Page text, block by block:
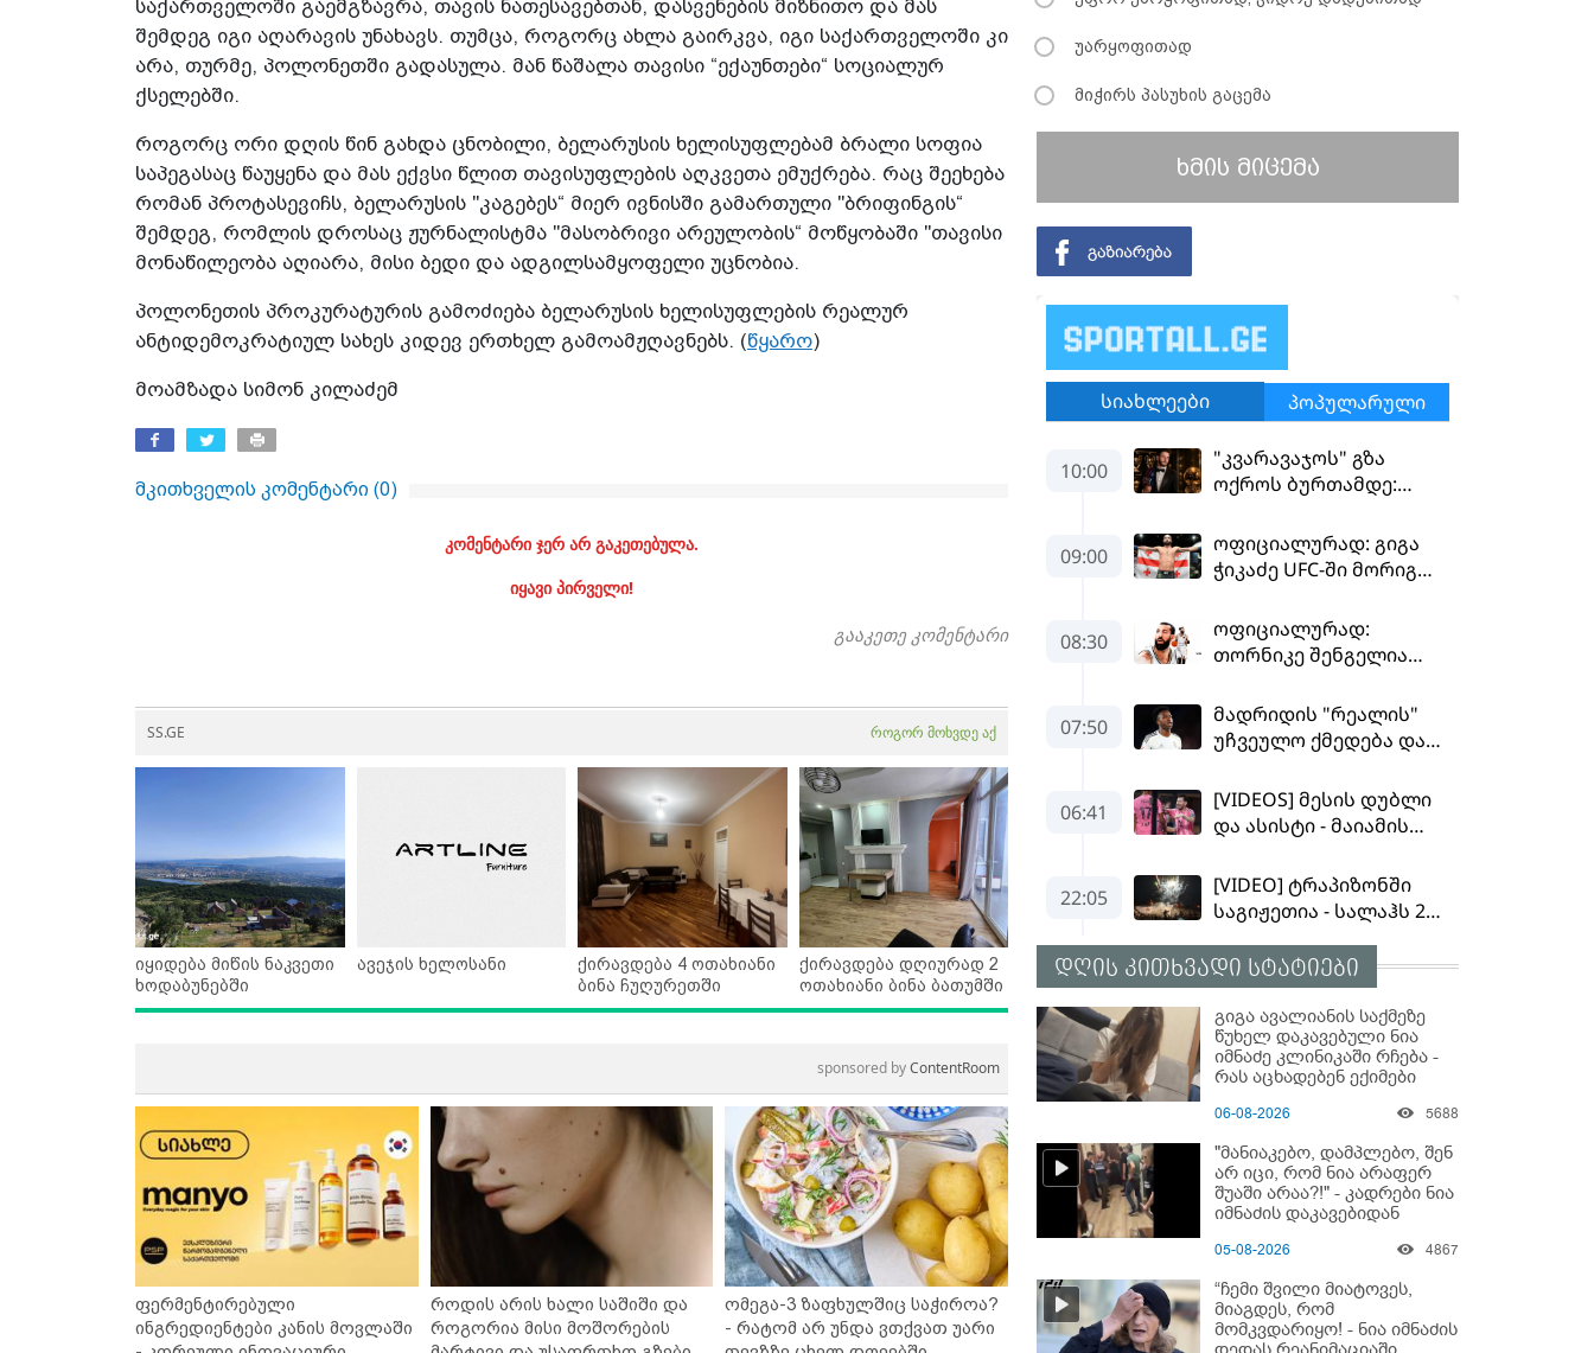
საქართველოში გაემგზავრა, თავის ნათესავებთან, დასვენების მიზნითო და მას
შემდეგ იგი აღარავის უნახავს. თუმცა, როგორც ახლა გაირკვა, იგი საქართველოში კი
არა, თურმე, პოლონეთში გადასულა. მან წაშალა თავისი “ექაუნთები“ სოციალურ
ქსელებში.
როგორც ორი დღის წინ გახდა ცნობილი, ბელარუსის ხელისუფლებამ ბრალი სოფია
საპეგასაც წაუყენა და მას ექვსი წლით თავისუფლების აღკვეთა ემუქრება. რაც შეეხება
რომან პროტასევიჩს, ბელარუსის "კაგებეს“ მიერ ივნისში გამართული "ბრიფინგის“
შემდეგ, რომლის დროსაც ჟურნალისტმა "მასობრივი არეულობის“ მოწყობაში "თავისი
მონაწილეობა აღიარა, მისი ბედი და ადგილსამყოფელი უცნობია.
პოლონეთის პროკურატურის გამოძიება ბელარუსის ხელისუფლების რეალურ
ანტიდემოკრატიულ სახეს კიდევ ერთხელ გამოამჟღავნებს. (წყარო)
მოამზადა სიმონ კილაძემ
მკითხველის კომენტარი (0)
კომენტარი ჯერ არ გაკეთებულა.
იყავი პირველი!
გააკეთე კომენტარი
SS.GE როგორ მოხვდე აქ
იყიდება მიწის ნაკვეთი
ხოდაბუნებში
ავეჯის ხელოსანი
ქირავდება 4 ოთახიანი
ბინა ჩუღურეთში
ქირავდება დღიურად 2
ოთახიანი ბინა ბათუმში
sponsored byContentRoom
ფერმენტირებული
ინგრედიენტები კანის მოვლაში
როდის არის ხალი საშიში და
როგორია მისი მოშორების
ომეგა-3 ზაფხულშიც საჭიროა?
- რატომ არ უნდა ვთქვათ უარი
უარყოფითად
მიჭირს პასუხის გაცემა
ხმის მიცემა
დღის კითხვადი სტატიები
გიგა ავალიანის საქმეზე
წუხელ დაკავებული ნია
იმნაძე კლინიკაში რჩება -
რას აცხადებენ ექიმები
06-08-2026 5688
"მანიაკებო, დამპლებო, შენ
არ იცი, რომ ნია არაფერ
შუაში არაა?!" - კადრები ნია
იმნაძის დაკავებიდან
05-08-2026 4867
“ჩემი შვილი მიატოვეს,
მიაგდეს, რომ
მომკვდარიყო! - ნია იმნაძის